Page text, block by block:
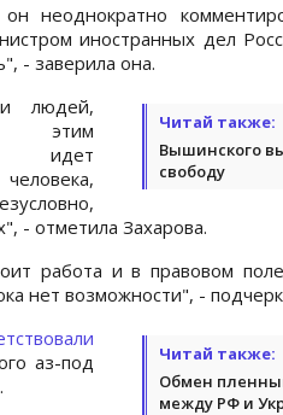
неоднократно
иностранных дел
- заверила она.
Читай также:
Вышинского
свободу
людей,
этим
идет
- отметила Захарова.
работа и в правовом
нет возможности", -
Читай также:
Обмен
между РФ и
аз-под